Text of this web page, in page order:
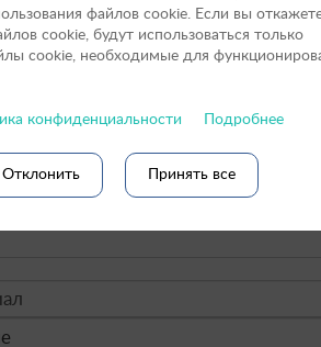
Онлайн-форма заявки:
файлов сookie. Если вы
cookie, будут использоваться только
cookie, необходимые для
конфиденциальности Подробнее
Отклонить Принять все